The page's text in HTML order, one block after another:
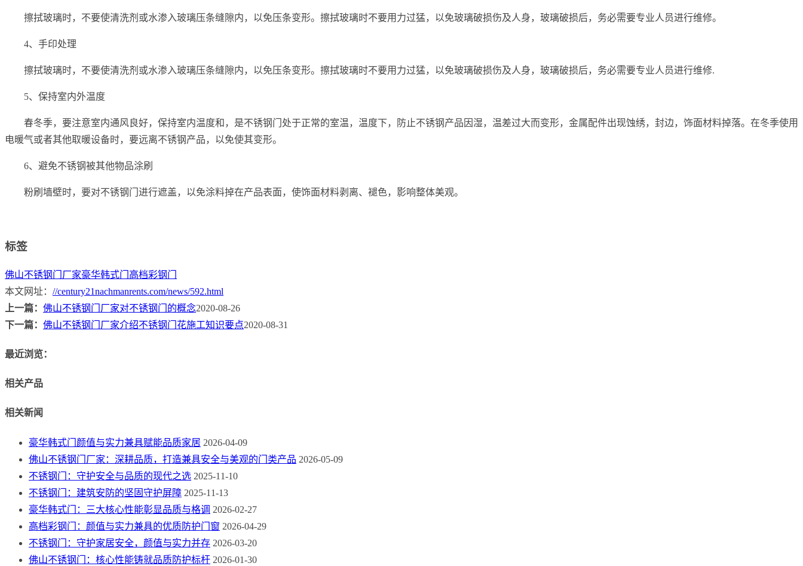
擦拭玻璃时，不要使清洗剂或水渗入玻璃压条缝隙内，以免压条变形。擦拭玻璃时不要用力过猛，以免玻璃破损伤及人身，玻璃破损后，务必需要专业人员进行维修。
4、手印处理
擦拭玻璃时，不要使清洗剂或水渗入玻璃压条缝隙内，以免压条变形。擦拭玻璃时不要用力过猛，以免玻璃破损伤及人身，玻璃破损后，务必需要专业人员进行维修.
5、保持室内外温度
春冬季，要注意室内通风良好，保持室内温度和，是不锈钢门处于正常的室温，温度下，防止不锈钢产品因湿，温差过大而变形，金属配件出现蚀绣，封边，饰面材料掉落。在冬季使用
电暖气或者其他取暖设备时，要远离不锈钢产品，以免使其变形。
6、避免不锈钢被其他物品涂刷
粉刷墙壁时，要对不锈钢门进行遮盖，以免涂料掉在产品表面，使饰面材料剥离、褪色，影响整体美观。
标签
佛山不锈钢门厂家豪华韩式门 高档彩钢门
本文网址： //century21nachmanrents.com/news/592.html
上一篇： 佛山不锈钢门厂家对不锈钢门的概念2020-08-26
下一篇： 佛山不锈钢门厂家介绍不锈钢门花施工知识要点2020-08-31
最近浏览：
相关产品
相关新闻
豪华韩式门颜值与实力兼具赋能品质家居 2026-04-09
佛山不锈钢门厂家：深耕品质，打造兼具安全与美观的门类产品 2026-05-09
不锈钢门：守护安全与品质的现代之选 2025-11-10
不锈钢门：建筑安防的坚固守护屏障 2025-11-13
豪华韩式门：三大核心性能彰显品质与格调 2026-02-27
高档彩钢门：颜值与实力兼具的优质防护门窗 2026-04-29
不锈钢门：守护家居安全，颜值与实力并存 2026-03-20
佛山不锈钢门：核心性能铸就品质防护标杆 2026-01-30